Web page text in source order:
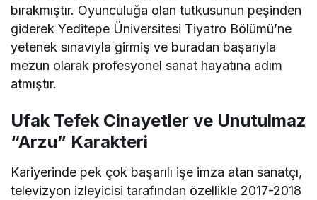
bırakmıştır. Oyunculuğa olan tutkusunun peşinden
giderek Yeditepe Üniversitesi Tiyatro Bölümü’ne
yetenek sınavıyla girmiş ve buradan başarıyla
mezun olarak profesyonel sanat hayatına adım
atmıştır.
Ufak Tefek Cinayetler ve Unutulmaz
“Arzu” Karakteri
Kariyerinde pek çok başarılı işe imza atan sanatçı,
televizyon izleyicisi tarafından özellikle 2017-2018